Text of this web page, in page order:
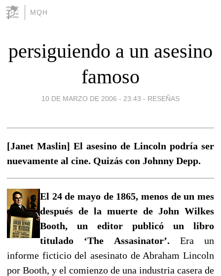
MQH
persiguiendo a un asesino
famoso
10 DE MARZO DE 2006 - 23:43 - RESEÑAS
[Janet Maslin] El asesino de Lincoln podría ser
nuevamente al cine. Quizás con Johnny Depp.
El 24 de mayo de 1865, menos de un mes
después de la muerte de John Wilkes
Booth, un editor publicó un libro
titulado ‘The Assasinator’. Era un
informe ficticio del asesinato de Abraham Lincoln
por Booth, y el comienzo de una industria casera de